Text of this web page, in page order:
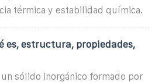
térmica y estabilidad química.
es, estructura, propiedades,
sólido inorgánico formado por